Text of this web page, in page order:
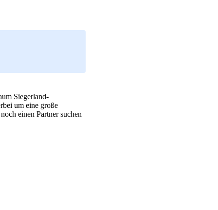
Siegerland-
um eine große
einen Partner suchen